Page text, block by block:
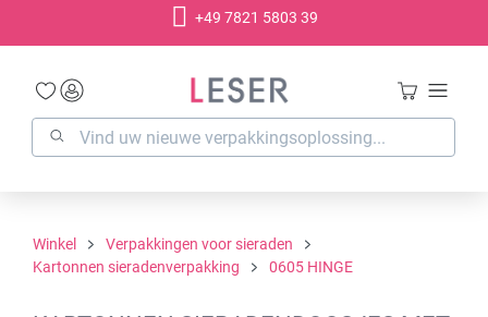
+49 7821 5803 39
Winkel
Verpakkingen voor sieraden
Kartonnen sieradenverpakking
0605 HINGE